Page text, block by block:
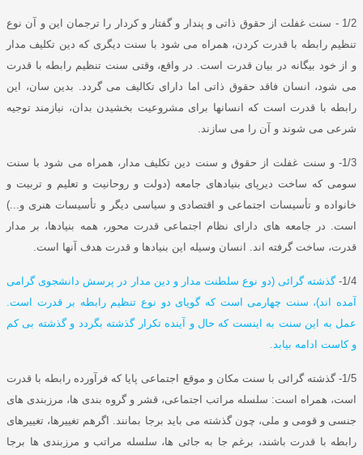
1/2 -
سنت غفلت از حقوق ذاتی و پندار و گفتار و کردار را ترجمان این و آن نوع
تنظیم رابطه با قدرت کردن، همراه می شود با سنت دیگری که دین تکلیف مدار
و از خود بیگانه در بیان قدرت است
در واقع، وقتی سنت تنظیم رابطه با قدرت
می شود، انسان فاقد حقوق ذاتی اما دارای تکالیف می گردد
بدین سان، این
رابطه با قدرت است که انسانها برای مشروعیت بخشیدن بدان، نیازمند توجیه
شرعی می شوند و آن را می سازند
1/3-
و سنت غفلت از حقوق و سنت دین تکلیف مدار، همراه می شود با سنت
سومی که ساخت دیرپای بنیادهای جامعه(دولت و روحانیت و تعلیم و تربیت و
خانواده و تأسیسات اجتماعی و اقتصادی و سیاسی دیگر و تأسیسات هنری و ...)
است
در جامعه های دارای نظام اجتماعی قدرت محور، همه بنیادها، بر مدار
قدرت، ساخت گرفته اند
انسان وسیله این بنیادها و قدرت هدف آنها است
1/4- گذشته گرائی(دو نوع سلطنت مدار و دین مدار در پرسش دانشجوی گرامی
آمده اند)، سنت چهارمی است که گویای دو نوع تنظیم رابطه بر قدرت است
عمل به این سنت به اینست که حال و آینده تکرار گذشته بگردد و گذشته بی کم
و کاست ادامه بیابد
1/5-
گذشته گرائی با سنت مکان و موقع اجتماعی پایا که فرآورده رابطه با قدرت
است، همراه است: سلسله مراتب اجتماعی، قشر و گروه بندی ها، مرزبندی های
جنسی و قومی و ملی، چون گذشته می باید برجا بمانند
اگرهم تغییرها، تغییرهای
رابطه با قدرت باشند، برغم جا به جائی ها، سلسله مراتب و مرزبندی ها برجا